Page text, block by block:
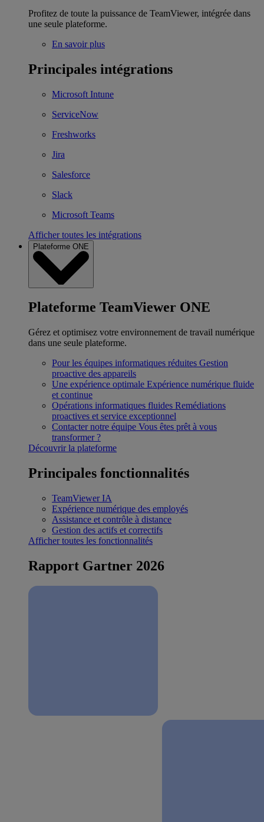
Profitez de toute la puissance de TeamViewer, intégrée dans
une seule plateforme.
En savoir plus
Principales intégrations
Microsoft Intune
ServiceNow
Freshworks
Jira
Salesforce
Slack
Microsoft Teams
Afficher toutes les intégrations
Plateforme ONE
Plateforme TeamViewer ONE
Gérez et optimisez votre environnement de travail numérique
dans une seule plateforme.
Pour les équipes informatiques réduites Gestion
proactive des appareils
Une expérience optimale Expérience numérique fluide
et continue
Opérations informatiques fluides Remédiations
proactives et service exceptionnel
Contacter notre équipe Vous êtes prêt à vous
transformer ?
Découvrir la plateforme
Principales fonctionnalités
TeamViewer IA
Expérience numérique des employés
Assistance et contrôle à distance
Gestion des actifs et correctifs
Afficher toutes les fonctionnalités
Rapport Gartner 2026